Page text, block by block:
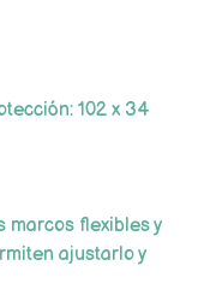
102 x 34
marcos flexibles y
ajustarlo y